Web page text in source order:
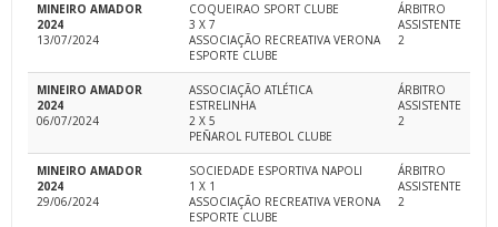
MINEIRO AMADOR
2024
13/07/2024
COQUEIRAO SPORT CLUBE
3 X 7
ASSOCIAÇÃO RECREATIVA VERONA
ESPORTE CLUBE
ÁRBITRO
ASSISTENTE
2
MINEIRO AMADOR
2024
06/07/2024
ASSOCIAÇÃO ATLÉTICA
ESTRELINHA
2 X 5
PEÑAROL FUTEBOL CLUBE
ÁRBITRO
ASSISTENTE
2
MINEIRO AMADOR
2024
29/06/2024
SOCIEDADE ESPORTIVA NAPOLI
1 X 1
ASSOCIAÇÃO RECREATIVA VERONA
ESPORTE CLUBE
ÁRBITRO
ASSISTENTE
2